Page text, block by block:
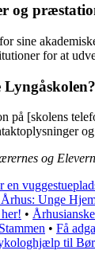
og
sine
for at
på [skolens
og
en
Unge
•
• Få
til